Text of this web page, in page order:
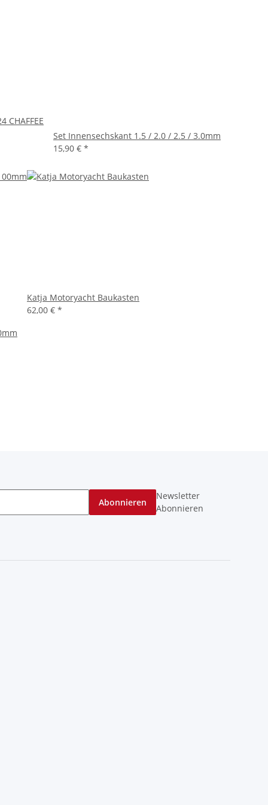
CHAFFEE
Set Innensechskant 1.5 / 2.0 / 2.5 / 3.0mm
15,90 € *
Katja Motoryacht Baukasten
62,00 € *
Abonnieren
Newsletter
Abonnieren